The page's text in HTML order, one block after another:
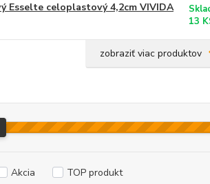
Esselte celoplastový 4,2cm VIVIDA
13
zobraziť viac produktov
Akcia TOP produkt